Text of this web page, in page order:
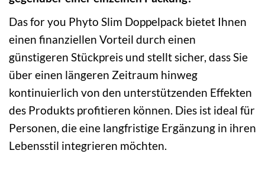
Das for you Phyto Slim Doppelpack bietet Ihnen
einen finanziellen Vorteil durch einen
günstigeren Stückpreis und stellt sicher, dass Sie
über einen längeren Zeitraum hinweg
kontinuierlich von den unterstützenden Effekten
des Produkts profitieren können. Dies ist ideal für
Personen, die eine langfristige Ergänzung in ihren
Lebensstil integrieren möchten.